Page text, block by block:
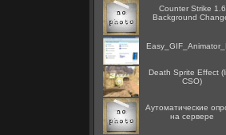
Counter Strike 1.6
Background
Death Sprite Effect
CSO)
Аутоматические
на сервере